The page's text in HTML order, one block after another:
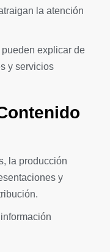
la atención
explicar de
y servicios
la producción
y